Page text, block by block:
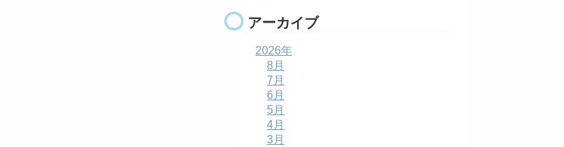
アーカイブ
2026年
8月
7月
6月
5月
4月
3月